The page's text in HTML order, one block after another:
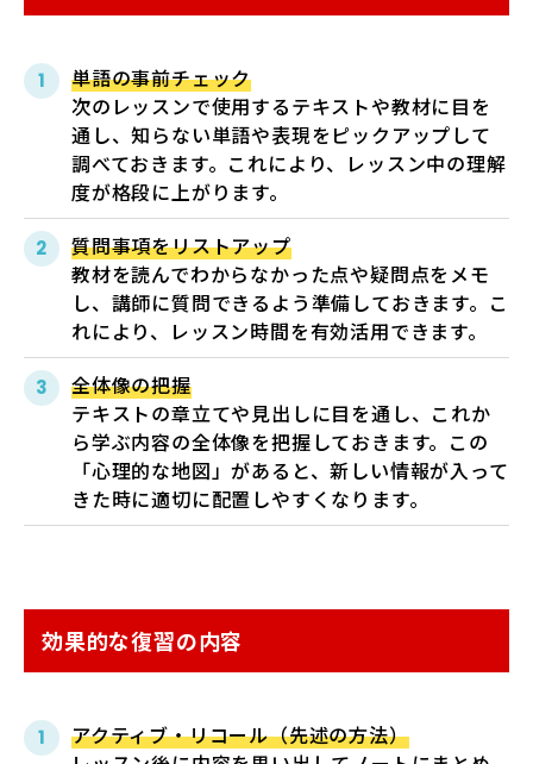
単語の事前チェック
次のレッスンで使用するテキストや教材に目を
通し、知らない単語や表現をピックアップして
調べておきます。これにより、レッスン中の理解
度が格段に上がります。
質問事項をリストアップ
教材を読んでわからなかった点や疑問点をメモ
し、講師に質問できるよう準備しておきます。こ
れにより、レッスン時間を有効活用できます。
全体像の把握
テキストの章立てや見出しに目を通し、これか
ら学ぶ内容の全体像を把握しておきます。この
「心理的な地図」があると、新しい情報が入って
きた時に適切に配置しやすくなります。
効果的な復習の内容
アクティブ・リコール（先述の方法）